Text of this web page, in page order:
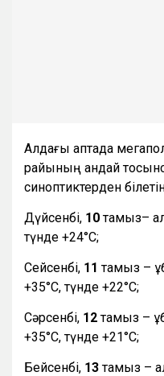
Алдағы аптада
райының қандай
синоптиктерден
Дүйсенбі, 10тамыз–
түнде +24°С;
Сейсенбі, 11тамыз –
+35°С, түнде +22°С;
Сәрсенбі, 12тамыз –
+35°С, түнде +21°С;
Бейсенбі, 13тамыз –